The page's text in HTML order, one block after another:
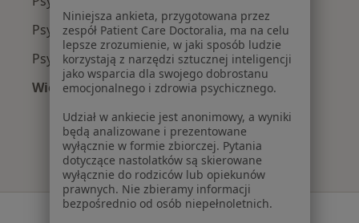
Psycholodzy z TU Zdrowie w Krakowie
Psycholodzy z Świat Zdrowia w Krakowie
Więcej (7)
Serwis
Niniejsza ankieta, przygotowana przez
zespół Patient Care Doctoralia, ma na celu
lepsze zrozumienie, w jaki sposób ludzie
korzystają z narzędzi sztucznej inteligencji
jako wsparcia dla swojego dobrostanu
emocjonalnego i zdrowia psychicznego.
Udział w ankiecie jest anonimowy, a wyniki
będą analizowane i prezentowane
wyłącznie w formie zbiorczej. Pytania
dotyczące nastolatków są skierowane
wyłącznie do rodziców lub opiekunów
prawnych. Nie zbieramy informacji
bezpośrednio od osób niepełnoletnich.